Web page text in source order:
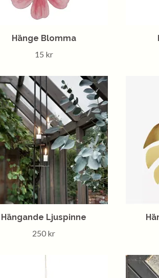
Hänge Blomma
15 kr
Hängande Ljuspinne
250 kr